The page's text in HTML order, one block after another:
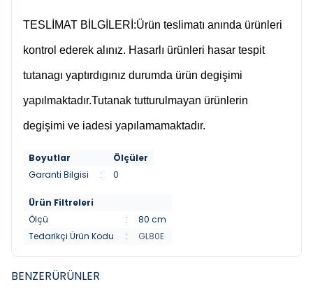
TESLİMAT BİLGİLERİ:Ürün teslimatı anında ürünleri
kontrol ederek alınız. Hasarlı ürünleri hasar tespit
tutanagı yaptırdıgınız durumda ürün degişimi
yapılmaktadır.Tutanak tutturulmayan ürünlerin
degişimi ve iadesi yapılamamaktadır.
Boyutlar
Ölçüler
Garanti Bilgisi
: 0
Ürün Filtreleri
Ölçü
:
80 cm
Tedarikçi Ürün Kodu
: GL80E
BENZERÜRÜNLER